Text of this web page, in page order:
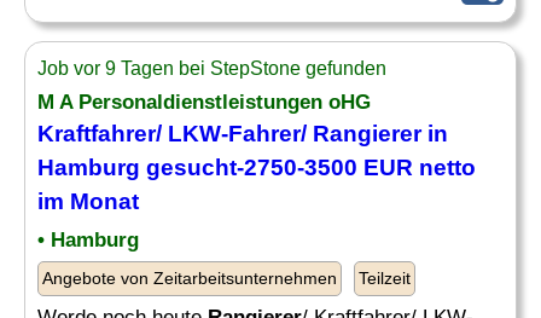
Job vor 9 Tagen bei StepStone gefunden
M A Personaldienstleistungen oHG
Kraftfahrer/ LKW-Fahrer/ Rangiererin
Hamburg gesucht-2750-3500 EUR netto
im Monat
• Hamburg
Angebote von Zeitarbeitsunternehmen Teilzeit